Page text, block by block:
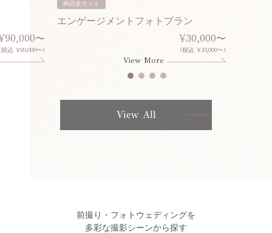
〜
(税込 ¥99,000〜)
納品全カット
エンゲージメントフォトプラン
¥30,000〜
(税込 ¥33,000〜)
View More
View All
前撮り・フォトウェディングを
多彩な撮影シーンから探す